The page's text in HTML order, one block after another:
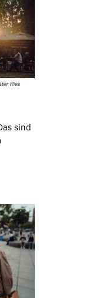
Ries
sind